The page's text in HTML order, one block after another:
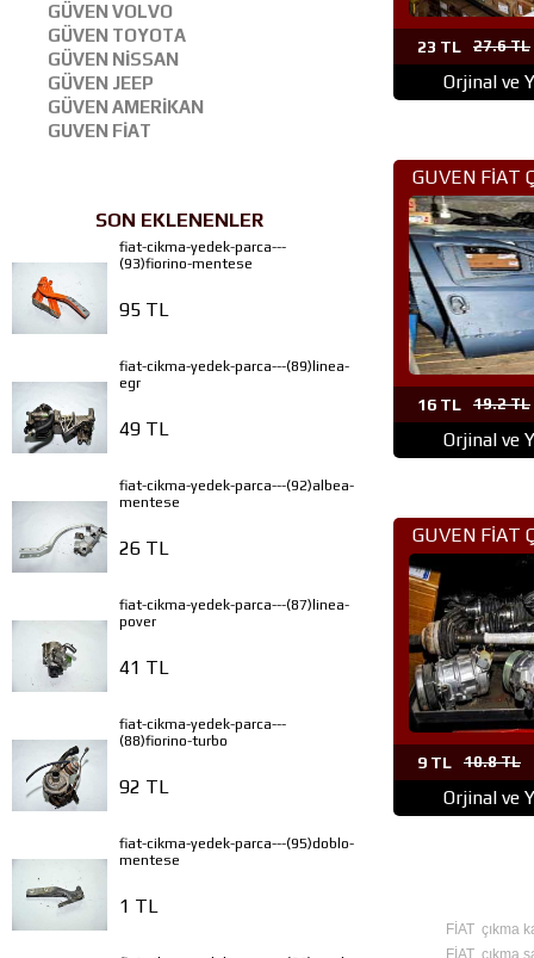
GÜVEN VOLVO
GÜVEN TOYOTA
GÜVEN NİSSAN
GÜVEN JEEP
GÜVEN AMERİKAN
GUVEN FİAT
SON EKLENENLER
fiat-cikma-yedek-parca---
(93)fiorino-mentese
95 TL
fiat-cikma-yedek-parca---(89)linea-
egr
49 TL
fiat-cikma-yedek-parca---(92)albea-
mentese
26 TL
fiat-cikma-yedek-parca---(87)linea-
pover
41 TL
fiat-cikma-yedek-parca---
(88)fiorino-turbo
92 TL
fiat-cikma-yedek-parca---(95)doblo-
mentese
1 TL
23 TL 27.6 TL
Orjinal ve
GUVEN FİAT
PARÇA
16 TL 19.2 TL
Orjinal ve
GUVEN FİAT
PARÇA
9 TL 10.8 TL
Orjinal ve
FİAT çıkma
FİAT çıkma